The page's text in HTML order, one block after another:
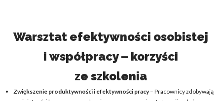
Warsztat efektywności osobistej
i współpracy – korzyści
ze szkolenia
Zwiększenie produktywności i efektywności pracy– Pracownicy zdobywają